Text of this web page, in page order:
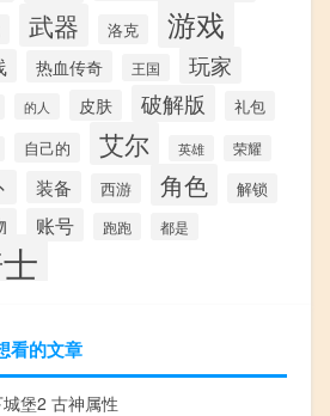
武器 洛克 游戏
热血传奇 王国 玩家
的人 皮肤 破解版 礼包
自己的 艾尔 英雄 荣耀
装备 西游 角色 解锁
账号 跑跑 都是
看的文章
堡2 古神属性